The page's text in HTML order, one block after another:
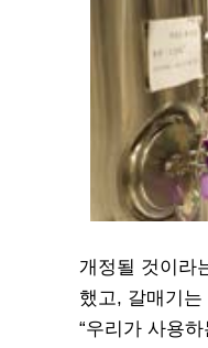
개정될 것이라
했고, 갈매기
“우리가 사용